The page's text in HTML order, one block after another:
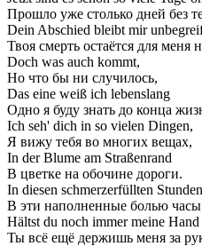
Прошло уже столько дней без
Dein Abschied bleibt mir
Твоя смерть остаётся для меня
Doch was auch kommt,
Но что бы ни случилось,
Das eine weiß ich lebenslang
Одно я буду знать до конца
Ich seh' dich in so vielen Dingen,
Я вижу тебя во многих вещах,
In der Blume am Straßenrand
В цветке на обочине дороги.
In diesen schmerzerfüllten Stunden
В эти наполненные болью часы
Hältst du noch immer meine Hand
Ты всё ещё держишь меня за